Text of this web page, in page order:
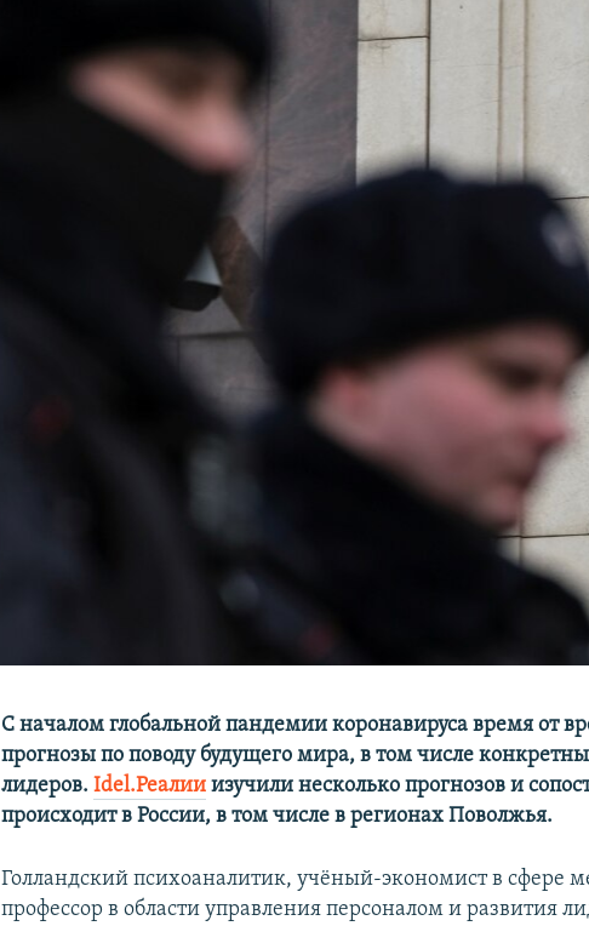
С началом глобальной пандемии коронавируса время от
прогнозы по поводу будущего мира, в том числе
лидеров.Idel.Реалии изучили несколько прогнозов и
происходит в России, в том числе в регионах Поволжья.
Голландский психоаналитик, учёный-экономист в сфере
профессор в области управления персоналом и развития